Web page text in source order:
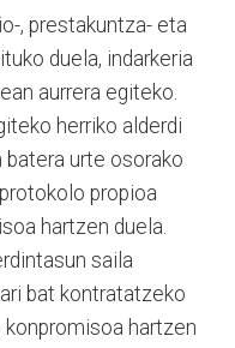
, prestakuntza- eta
duela, indarkeria
aurrera egiteko.
herriko alderdi
urte osorako
propioa
hartzen duela.
saila
bat kontratatzeko
konpromisoa hartzen